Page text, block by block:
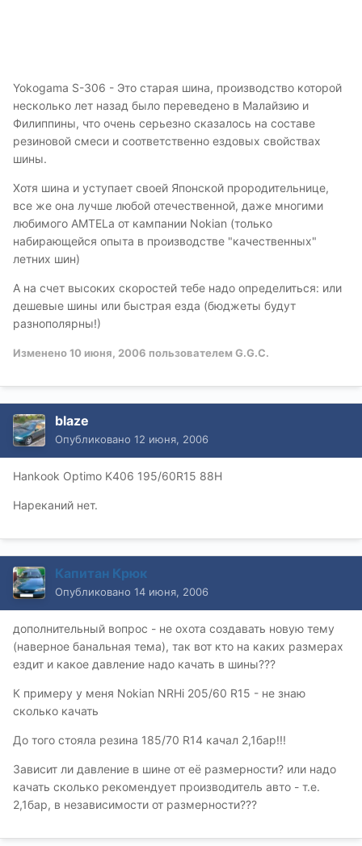
Yokogama S-306 - Это старая шина, производство которой
несколько лет назад было переведено в Малайзию и
Филиппины, что очень серьезно сказалось на составе
резиновой смеси и соответственно ездовых свойствах
шины.
Хотя шина и уступает своей Японской прородительнице,
все же она лучше любой отечественной, даже многими
любимого АМTELа от кампании Nokian (только
набирающейся опыта в производстве "качественных"
летних шин)
А на счет высоких скоростей тебе надо определиться: или
дешевые шины или быстрая езда (бюджеты будут
разнополярны!)
Изменено10 июня, 2006 пользователем G.G.C.
blaze
Опубликовано 12 июня, 2006
Hankook Optimo K406 195/60R15 88H
Нареканий нет.
Капитан Крюк
Опубликовано 14 июня, 2006
дополнительный вопрос - не охота создавать новую тему
(наверное банальная тема), так вот кто на каких размерах
ездит и какое давление надо качать в шины???
К примеру у меня Nokian NRHi 205/60 R15 - не знаю
сколько качать
До того стояла резина 185/70 R14 качал 2,1бар!!!
Зависит ли давление в шине от её размерности? или надо
качать сколько рекомендует производитель авто - т.е.
2,1бар, в независимости от размерности???